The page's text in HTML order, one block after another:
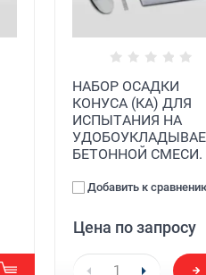
НАБОР ОСАДКИ
КОНУСА (КА) ДЛЯ
ИСПЫТАНИЯ НА
БЕТОННОЙ СМЕСИ.
Добавить к
Цена по запросу